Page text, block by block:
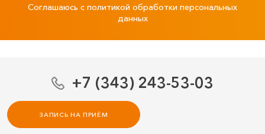
Соглашаюсь с политикой обработки персональных
данных
+7 (343) 243-53-03
ЗАПИСЬ НА ПРИЁМ